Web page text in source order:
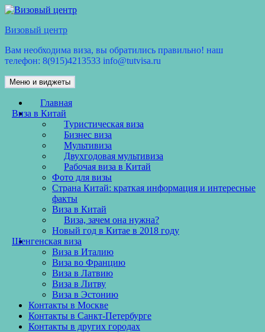
Перейти
содержимому
Визовый центр
Вам необходима виза, вы обратились правильно! наш
телефон: 8(915)4213533 info@tutvisa.ru
Меню и виджеты
Главная
Виза в Китай
Туристическая виза
Бизнес виза
Мультивиза
Двухгодовая мультивиза
Рабочая виза в Китай
Фото для визы
Страна Китай: краткая информация и интересные
факты
Виза в Китай
Виза, зачем она нужна?
Новый год в Китае в 2018 году
Шенгенская виза
Виза в Италию
Виза во Францию
Виза в Латвию
Виза в Литву
Виза в Эстонию
Контакты в Москве
Контакты в Санкт-Петербурге
Контакты в других городах